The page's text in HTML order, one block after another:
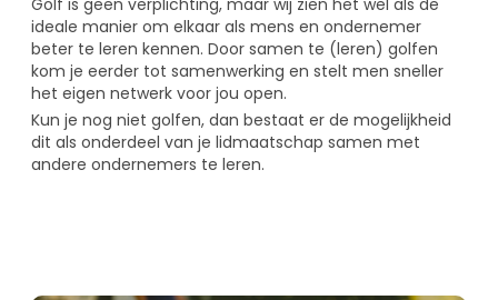
ideale manier om elkaar als mens en ondernemer
beter te leren kennen. Door samen te (leren) golfen
kom je eerder tot samenwerking en stelt men sneller
het eigen netwerk voor jou open.
Kun je nog niet golfen, dan bestaat er de mogelijkheid
dit als onderdeel van je lidmaatschap samen met
andere ondernemers te leren.